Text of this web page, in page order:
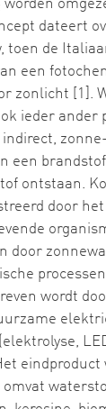
worden
dateert
toen de
een
zonlicht [1].
ieder ander
een
ontstaan.
door
door
wordt
omvat